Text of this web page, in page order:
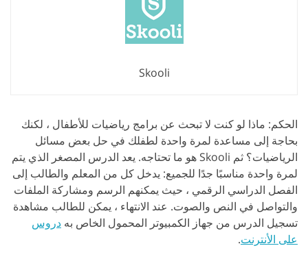
Skooli
الحكم: ماذا لو كنت لا تبحث عن برامج رياضيات للأطفال ، لكنك
بحاجة إلى مساعدة لمرة واحدة لطفلك في حل بعض مسائل
الرياضيات؟ ثم Skooli هو ما تحتاجه. يعد الدرس المصغر الذي يتم
لمرة واحدة مناسبًا جدًا للجميع: يدخل كل من المعلم والطالب إلى
الفصل الدراسي الرقمي ، حيث يمكنهم الرسم ومشاركة الملفات
والتواصل في النص والصوت. عند الانتهاء ، يمكن للطالب مشاهدة
تسجيل الدرس من جهاز الكمبيوتر المحمول الخاص به دروس
على الأنترنت.